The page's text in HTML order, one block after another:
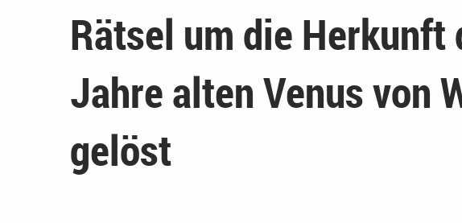
Rätsel um die Herkunft
Jahre alten Venus von
gelöst